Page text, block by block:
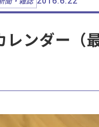
レンダー（